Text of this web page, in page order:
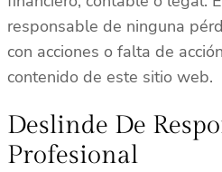
responsable de ninguna
con acciones o falta de
contenido de este sitio web.
Deslinde De
Profesional